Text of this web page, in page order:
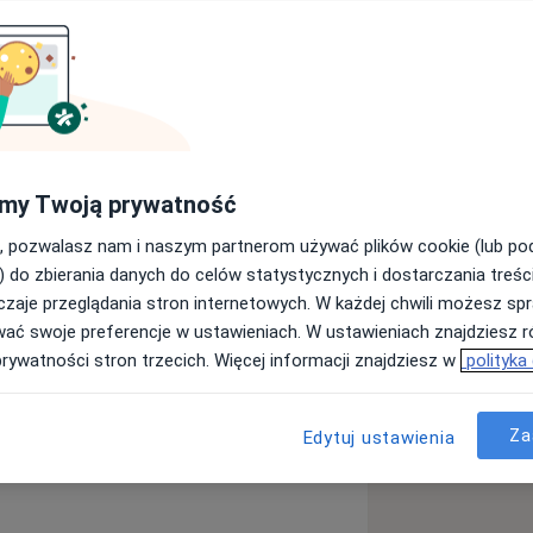
zdrowia i poczucia
odpowiedniej antykoncepcji,
Bielańskim, w którym wiedzę
Prof. Romualda Dębskiego, a
w którym czujności onkologicznej
się pod opieką Prof.
Estetycznej organizowane przez
z Polskim Towarzystwem
a11y_sr_more_diseases
Twoją prywatność
pozwalasz nam i naszym partnerom używać plików cookie (lub
do zbierania danych do celów statystycznych i dostarczania
przeglądania stron internetowych. W każdej chwili możesz
swoje preferencje w ustawieniach. W ustawieniach znajdziesz
stron trzecich. Więcej informacji znajdziesz w polityka
Edytuj ustawienia